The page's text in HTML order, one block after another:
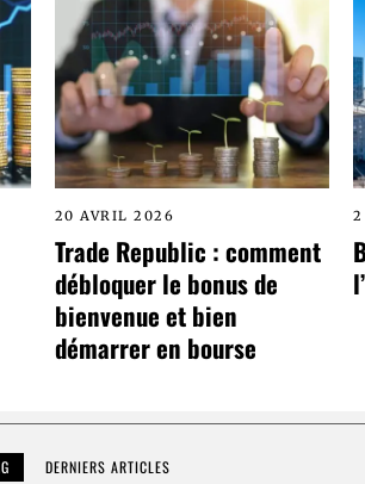
20 AVRIL 2026
Trade Republic : comment
débloquer le bonus de
bienvenue et bien
démarrer en bourse
2
DERNIERS ARTICLES